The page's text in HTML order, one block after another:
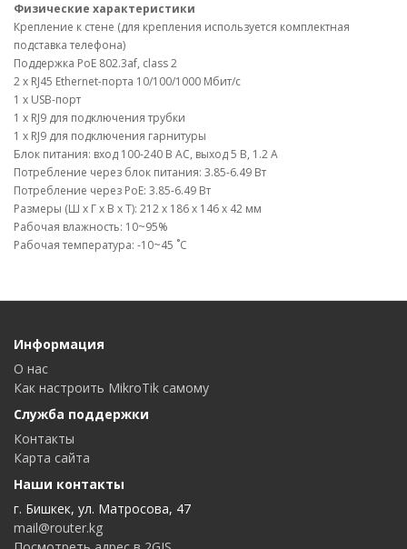
Физические характеристики
Крепление к стене (для крепления используется комплектная
подставка телефона)
Поддержка PoE 802.3af, class 2
2 х RJ45 Ethernet-порта 10/100/1000 Мбит/с
1 x USB-порт
1 х RJ9 для подключения трубки
1 х RJ9 для подключения гарнитуры
Блок питания: вход 100-240 В AC, выход 5 В, 1.2 А
Потребление через блок питания: 3.85-6.49 Вт
Потребление через PoE: 3.85-6.49 Вт
Размеры (Ш х Г х В х Т): 212 х 186 х 146 х 42 мм
Рабочая влажность: 10~95%
Рабочая температура: -10~45 ˚C
Информация
О нас
Как настроить MikroTik самому
Служба поддержки
Контакты
Карта сайта
Наши контакты
г. Бишкек, ул. Матросова, 47
mail@router.kg